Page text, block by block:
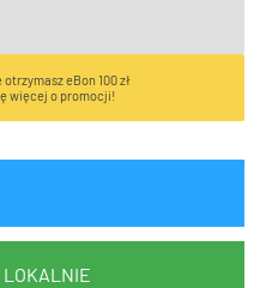
eBon 100 zł
więcej o promocji!
LOKALNIE